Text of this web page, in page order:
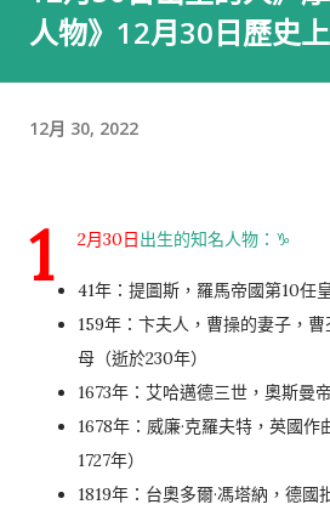
人物》12月30日歷史
12月 30, 2022
1 2月30日出生的知名人物：♑️
41年：提圖斯，羅馬帝國第10任
159年：卞夫人，曹操的妻子，
母（逝於230年）
1673年：艾哈邁德三世，奧斯曼
1678年：威廉·克羅夫特，英國
1727年）
1819年：台奧多爾·馮塔納，德